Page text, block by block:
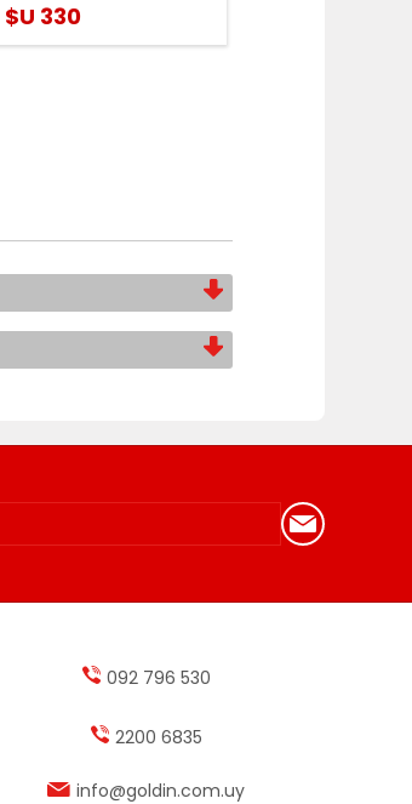
$U 330
092 796 530
2200 6835
info@goldin.com.uy